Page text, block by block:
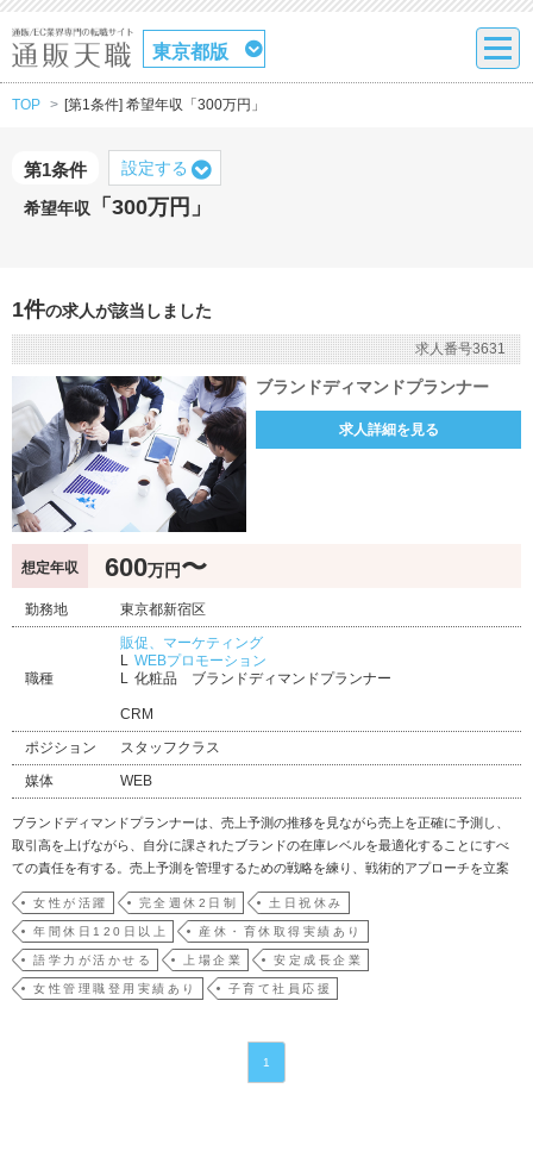
東京都版
TOP [第1条件] 希望年収「300万円」
第1条件
希望年収 「300万円」
設定する
1件の求人が該当しました
求人番号3631
ブランドディマンドプランナー
求人詳細を見る
想定年収 600万円〜
勤務地 東京都新宿区
職種
販促、マーケティング
WEBプロモーション
化粧品 ブランドディマンドプランナー
CRM
ポジション
スタッフクラス
媒体
WEB
ブランドディマンドプランナーは、売上予測の推移を見ながら売上を正確に予測し、
取引高を上げながら、自分に課されたブランドの在庫レベルを最適化することにすべ
ての責任を有する。売上予測を管理するための戦略を練り、戦術的アプローチを立案
し、なおかつKPI達成とビジネス成果を実現するためにマーケティング、経理、営業等
の他部門と積極的に関与する
女性が活躍 完全週休2日制 土日祝休み
年間休日120日以上 産休・育休取得実績あり
語学力が活かせる 上場企業 安定成長企業
女性管理職登用実績あり 子育て社員応援
1